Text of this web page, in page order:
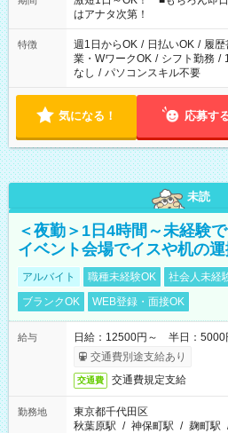
はアナタ次第！
特徴 週1日からOK / 日払いOK / 履歴
業・WワークOK / シフト勤務 /
なし / パソコンスキル不要
気になる！ 応募す
未読
＜夜勤＞1日4時間～未経験
イベント会場でイスや机の
アルバイト 職種未経験OK 社会人未経
ブランクOK
WEB登録・面接OK
給与
日給：12500円～ 半日：5000
交通費別途支給あり
交通費 交通費規定支給
勤務地
東京都千代田区
秋葉原駅 / 神保町駅 / 麹町駅